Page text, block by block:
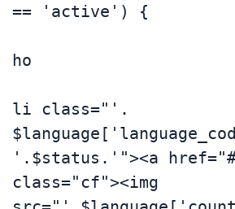
== 'active') {
ho
li class="'.
'.$status.'"><a
class="cf"><img